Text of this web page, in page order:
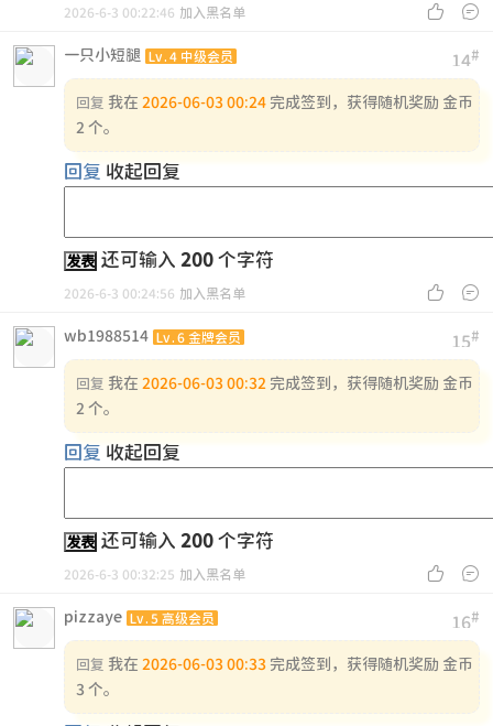
 
2026-6-3 00:22:46 加入黑名单
14#
一只小短腿 Lv.4 中级会员
回复 我在 2026-06-03 00:24 完成签到，获得随机奖励 金币
2 个。
回复 收起回复
发表 还可输入 200 个字符
 
2026-6-3 00:24:56 加入黑名单
15#
wb1988514 Lv.6 金牌会员
回复 我在 2026-06-03 00:32 完成签到，获得随机奖励 金币
2 个。
回复 收起回复
发表 还可输入 200 个字符
 
2026-6-3 00:32:25 加入黑名单
16#
pizzaye Lv.5 高级会员
回复 我在 2026-06-03 00:33 完成签到，获得随机奖励 金币
3 个。